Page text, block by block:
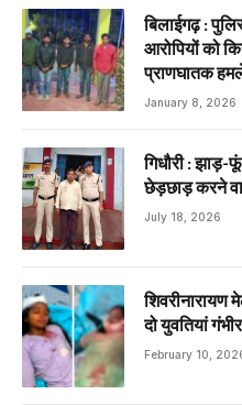
बिलाईगढ़ :
आरोपियों को
प्राणघातक
January 8, 2026
गिधौरी :
छेड़छाड़ करने
July 18, 2026
शिवरीनारायण
दो युवतियां
February 10,